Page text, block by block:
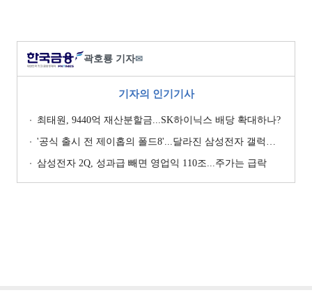
곽호룡 기자✉
기자의 인기기사
최태원, 9440억 재산분할금...SK하이닉스 배당 확대하나?
'공식 출시 전 제이홉의 폴드8'...달라진 삼성전자 갤럭시 마케팅?
삼성전자 2Q, 성과급 빼면 영업익 110조...주가는 급락